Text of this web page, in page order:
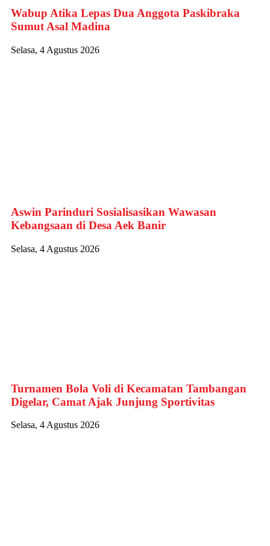
Wabup Atika Lepas Dua Anggota Paskibraka
Sumut Asal Madina
Selasa, 4 Agustus 2026
Aswin Parinduri Sosialisasikan Wawasan
Kebangsaan di Desa Aek Banir
Selasa, 4 Agustus 2026
Turnamen Bola Voli di Kecamatan Tambangan
Digelar, Camat Ajak Junjung Sportivitas
Selasa, 4 Agustus 2026